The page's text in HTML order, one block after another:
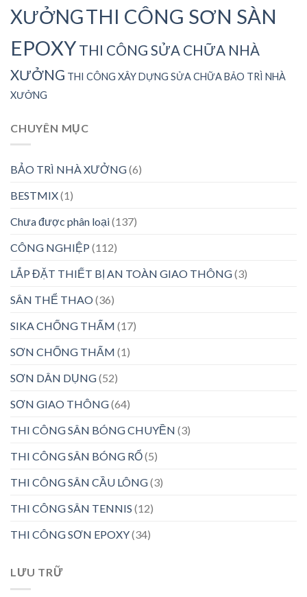
XƯỞNGTHI CÔNG SƠN SÀN
EPOXYTHI CÔNG SỬA CHỮA NHÀ
XƯỞNG THI CÔNG XÂY DỰNG SỬA CHỮA BẢO TRÌ NHÀ
XƯỞNG
CHUYÊN MỤC
BẢO TRÌ NHÀ XƯỞNG(6)
BESTMIX(1)
Chưa được phân loại(137)
CÔNG NGHIỆP (112)
LẮP ĐẶT THIẾT BỊ AN TOÀN GIAO THÔNG(3)
SÂN THỂ THAO(36)
SIKA CHỐNG THẤM (17)
SƠN CHỐNG THẤM (1)
SƠN DÂN DỤNG(52)
SƠN GIAO THÔNG(64)
THI CÔNG SÂN BÓNG CHUYỀN (3)
THI CÔNG SÂN BÓNG RỔ(5)
THI CÔNG SÂN CẦU LÔNG(3)
THI CÔNG SÂN TENNIS (12)
THI CÔNG SƠN EPOXY(34)
LƯU TRỮ